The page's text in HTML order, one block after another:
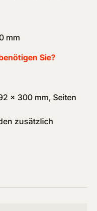
mm
Sie?
x 300 mm, Seiten
zusätzlich